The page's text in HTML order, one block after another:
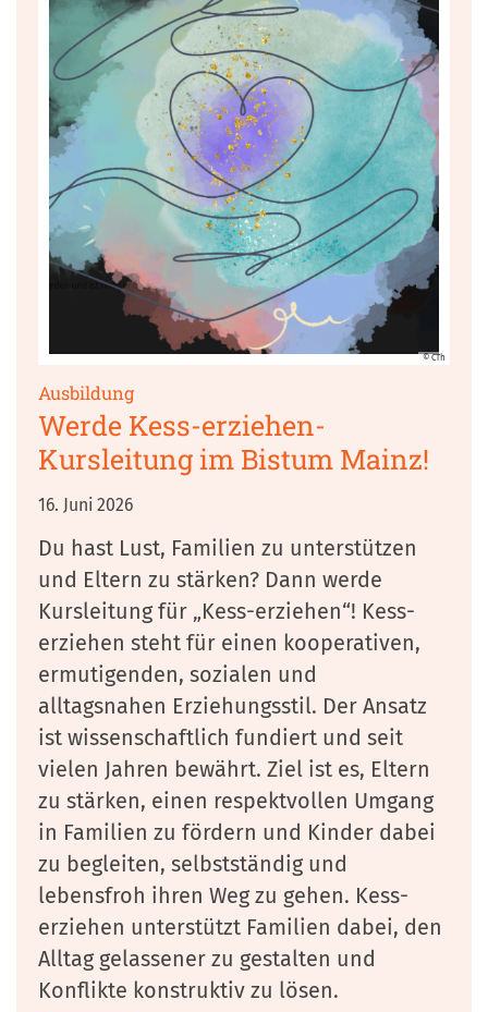
© CTh
Ausbildung:
Werde Kess-erziehen-
Kursleitung im Bistum Mainz!
16. Juni 2026
Du hast Lust, Familien zu unterstützen
und Eltern zu stärken? Dann werde
Kursleitung für „Kess-erziehen“! Kess-
erziehen steht für einen kooperativen,
ermutigenden, sozialen und
alltagsnahen Erziehungsstil. Der Ansatz
ist wissenschaftlich fundiert und seit
vielen Jahren bewährt. Ziel ist es, Eltern
zu stärken, einen respektvollen Umgang
in Familien zu fördern und Kinder dabei
zu begleiten, selbstständig und
lebensfroh ihren Weg zu gehen. Kess-
erziehen unterstützt Familien dabei, den
Alltag gelassener zu gestalten und
Konflikte konstruktiv zu lösen.